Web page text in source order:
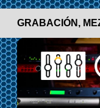
GRABACIÓN,